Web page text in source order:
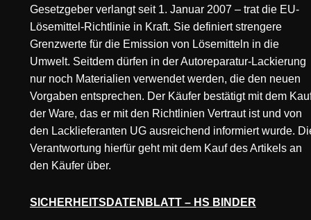
Gesetzgeber verlangt seit 1. Januar 2007 – trat die EU-
Lösemittel-Richtlinie in Kraft. Sie definiert strengere
Grenzwerte für die Emission von Lösemitteln in die
Umwelt. Seitdem dürfen in der Autoreparatur-Lackierung
nur noch Materialien verwendet werden, die den neuen
Vorgaben entsprechen. Der Käufer bestätigt mit dem
der Ware, das er mit den Richtlinien Vertraut ist und von
den Lacklieferanten UG ausreichend informiert wurde.
Verantwortung hierfür geht mit dem Kauf des Artikels an
den Käufer über.
SICHERHEITSDATENBLATT – HS BINDER